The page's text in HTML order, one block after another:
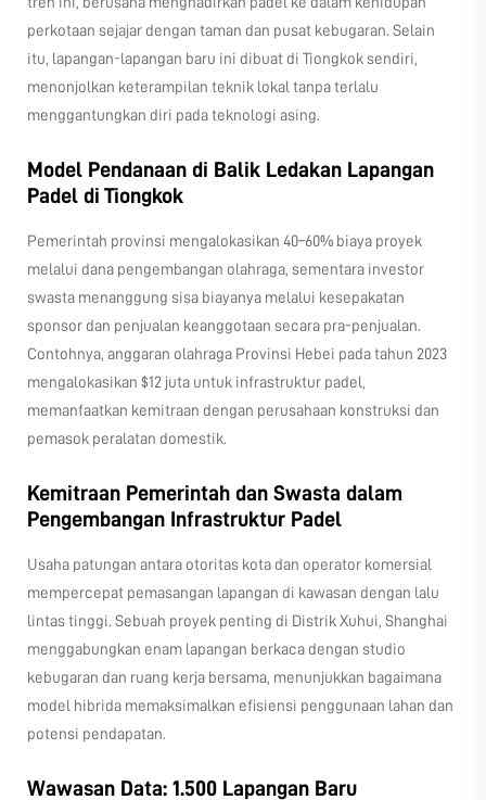
perkotaan sejajar dengan taman dan pusat kebugaran. Selain
itu, lapangan-lapangan baru ini dibuat di Tiongkok sendiri,
menonjolkan keterampilan teknik lokal tanpa terlalu
menggantungkan diri pada teknologi asing.
Model Pendanaan di Balik Ledakan Lapangan
Padel di Tiongkok
Pemerintah provinsi mengalokasikan 40–60% biaya proyek
melalui dana pengembangan olahraga, sementara investor
swasta menanggung sisa biayanya melalui kesepakatan
sponsor dan penjualan keanggotaan secara pra-penjualan.
Contohnya, anggaran olahraga Provinsi Hebei pada tahun 2023
mengalokasikan $12 juta untuk infrastruktur padel,
memanfaatkan kemitraan dengan perusahaan konstruksi dan
pemasok peralatan domestik.
Kemitraan Pemerintah dan Swasta dalam
Pengembangan Infrastruktur Padel
Usaha patungan antara otoritas kota dan operator komersial
mempercepat pemasangan lapangan di kawasan dengan lalu
lintas tinggi. Sebuah proyek penting di Distrik Xuhui, Shanghai
menggabungkan enam lapangan berkaca dengan studio
kebugaran dan ruang kerja bersama, menunjukkan bagaimana
model hibrida memaksimalkan efisiensi penggunaan lahan dan
potensi pendapatan.
Wawasan Data: 1.500 Lapangan Baru